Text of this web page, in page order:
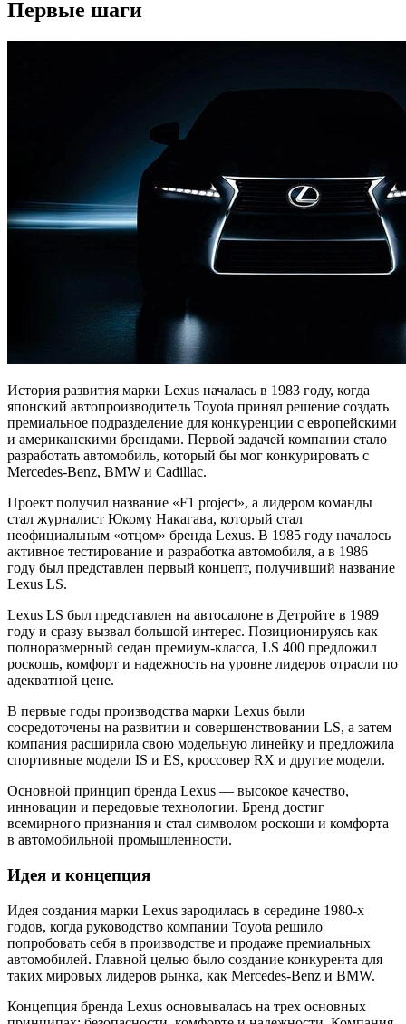
Первые шаги
История развития марки Lexus началась в 1983 году, когда
японский автопроизводитель Toyota принял решение создать
премиальное подразделение для конкуренции с европейскими
и американскими брендами. Первой задачей компании стало
разработать автомобиль, который бы мог конкурировать с
Mercedes-Benz, BMW и Cadillac.
Проект получил название «F1 project», а лидером команды
стал журналист Юкому Накагава, который стал
неофициальным «отцом» бренда Lexus. В 1985 году началось
активное тестирование и разработка автомобиля, а в 1986
году был представлен первый концепт, получивший название
Lexus LS.
Lexus LS был представлен на автосалоне в Детройте в 1989
году и сразу вызвал большой интерес. Позиционируясь как
полноразмерный седан премиум-класса, LS 400 предложил
роскошь, комфорт и надежность на уровне лидеров отрасли по
адекватной цене.
В первые годы производства марки Lexus были
сосредоточены на развитии и совершенствовании LS, а затем
компания расширила свою модельную линейку и предложила
спортивные модели IS и ES, кроссовер RX и другие модели.
Основной принцип бренда Lexus — высокое качество,
инновации и передовые технологии. Бренд достиг
всемирного признания и стал символом роскоши и комфорта
в автомобильной промышленности.
Идея и концепция
Идея создания марки Lexus зародилась в середине 1980-х
годов, когда руководство компании Toyota решило
попробовать себя в производстве и продаже премиальных
автомобилей. Главной целью было создание конкурента для
таких мировых лидеров рынка, как Mercedes-Benz и BMW.
Концепция бренда Lexus основывалась на трех основных